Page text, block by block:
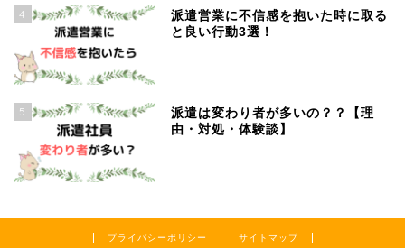
4
派遣営業に不信感を抱いた時に取る
と良い行動3選！
5
派遣は変わり者が多いの？？【理
由・対処・体験談】
プライバシーポリシー サイトマップ